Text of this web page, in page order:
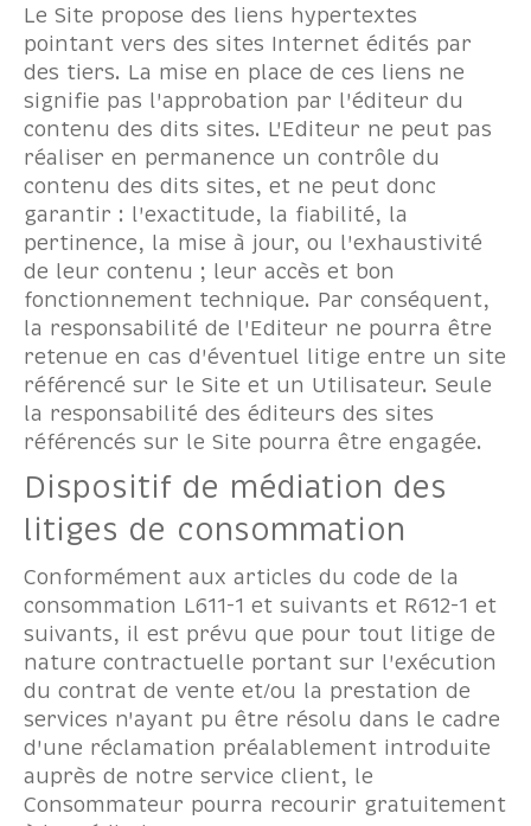
Le Site propose des liens hypertextes
pointant vers des sites Internet édités par
des tiers. La mise en place de ces liens ne
signifie pas l'approbation par l'éditeur du
contenu des dits sites. L'Editeur ne peut pas
réaliser en permanence un contrôle du
contenu des dits sites, et ne peut donc
garantir : l'exactitude, la fiabilité, la
pertinence, la mise à jour, ou l'exhaustivité
de leur contenu ; leur accès et bon
fonctionnement technique. Par conséquent,
la responsabilité de l'Editeur ne pourra être
retenue en cas d'éventuel litige entre un site
référencé sur le Site et un Utilisateur. Seule
la responsabilité des éditeurs des sites
référencés sur le Site pourra être engagée.
Dispositif de médiation des
litiges de consommation
Conformément aux articles du code de la
consommation L611-1 et suivants et R612-1 et
suivants, il est prévu que pour tout litige de
nature contractuelle portant sur l'exécution
du contrat de vente et/ou la prestation de
services n'ayant pu être résolu dans le cadre
d'une réclamation préalablement introduite
auprès de notre service client, le
Consommateur pourra recourir gratuitement